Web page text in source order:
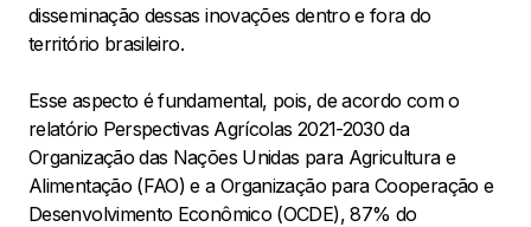
disseminação dessas inovações dentro e fora do
território brasileiro.
Esse aspecto é fundamental, pois, de acordo com o
relatório Perspectivas Agrícolas 2021-2030 da
Organização das Nações Unidas para Agricultura e
Alimentação (FAO) e a Organização para Cooperação e
Desenvolvimento Econômico (OCDE), 87% do